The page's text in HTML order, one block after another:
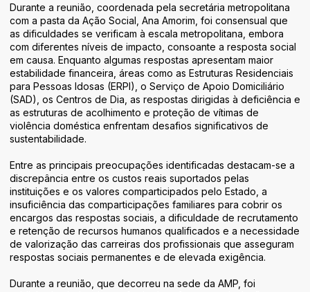
Durante a reunião, coordenada pela secretária metropolitana
com a pasta da Ação Social, Ana Amorim, foi consensual que
as dificuldades se verificam à escala metropolitana, embora
com diferentes níveis de impacto, consoante a resposta social
em causa. Enquanto algumas respostas apresentam maior
estabilidade financeira, áreas como as Estruturas Residenciais
para Pessoas Idosas (ERPI), o Serviço de Apoio Domiciliário
(SAD), os Centros de Dia, as respostas dirigidas à deficiência e
as estruturas de acolhimento e proteção de vítimas de
violência doméstica enfrentam desafios significativos de
sustentabilidade.
Entre as principais preocupações identificadas destacam-se a
discrepância entre os custos reais suportados pelas
instituições e os valores comparticipados pelo Estado, a
insuficiência das comparticipações familiares para cobrir os
encargos das respostas sociais, a dificuldade de recrutamento
e retenção de recursos humanos qualificados e a necessidade
de valorização das carreiras dos profissionais que asseguram
respostas sociais permanentes e de elevada exigência.
Durante a reunião, que decorreu na sede da AMP, foi